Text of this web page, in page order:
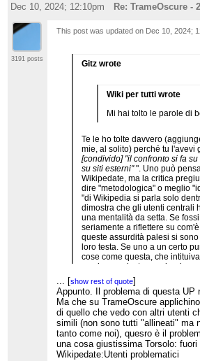
Dec 10, 2024; 12:10pm
Re: TrameOscure -
3191 posts
This post was updated on Dec 10, 2024;
Gitz wrote
Wiki per tutti wrote
Mi hai tolto le parole di
Te le ho tolte davvero
mie, al solito) perché tu l'avevi
[condivido] "il confronto si fa
su siti esterni"". Uno può
Wikipedate, ma la critica
dire "metodologica" o meglio
"di Wikipedia si parla solo
dimostra che gli utenti centrali
una mentalità da setta. Se
seriamente a riflettere su
queste assurdità palesi si
loro testa. Se uno a un certo
cose come questa, che
sembrano giuste ma che dopo
possono non risultare
su come sia nata questa
e settaria. Le parole di Cosma
un problema più generale.
@Anonimo. Hai ragione,
interessato a conservare la
avrebbe dovuto fare un
consapevole delle criticità
... [show rest of quote]
Appunto. Il problema di questa UP
Ma che su TrameOscure
di quello che vedo con altri utenti
simili (non sono tutti "allineati" ma
tanto come noi), quesro è il
una cosa giustissima Torsolo:
Wikipedate:Utenti problematici